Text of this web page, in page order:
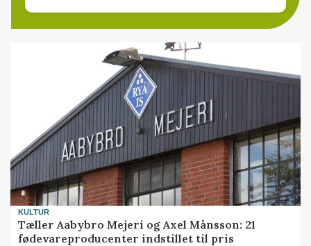
KULTUR
Tæller Aabybro Mejeri og Axel Månsson: 21
fødevareproducenter indstillet til pris